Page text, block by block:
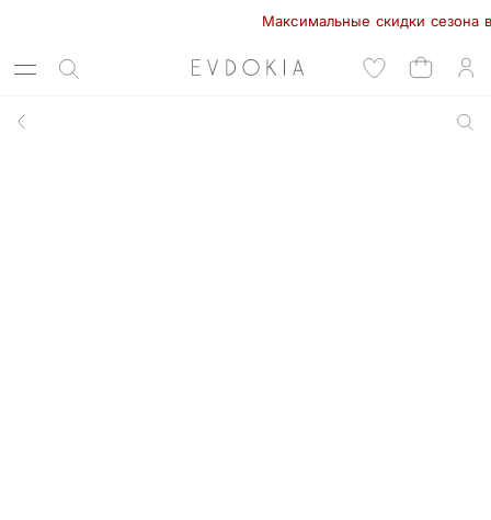
Максимальные скидки сезона в